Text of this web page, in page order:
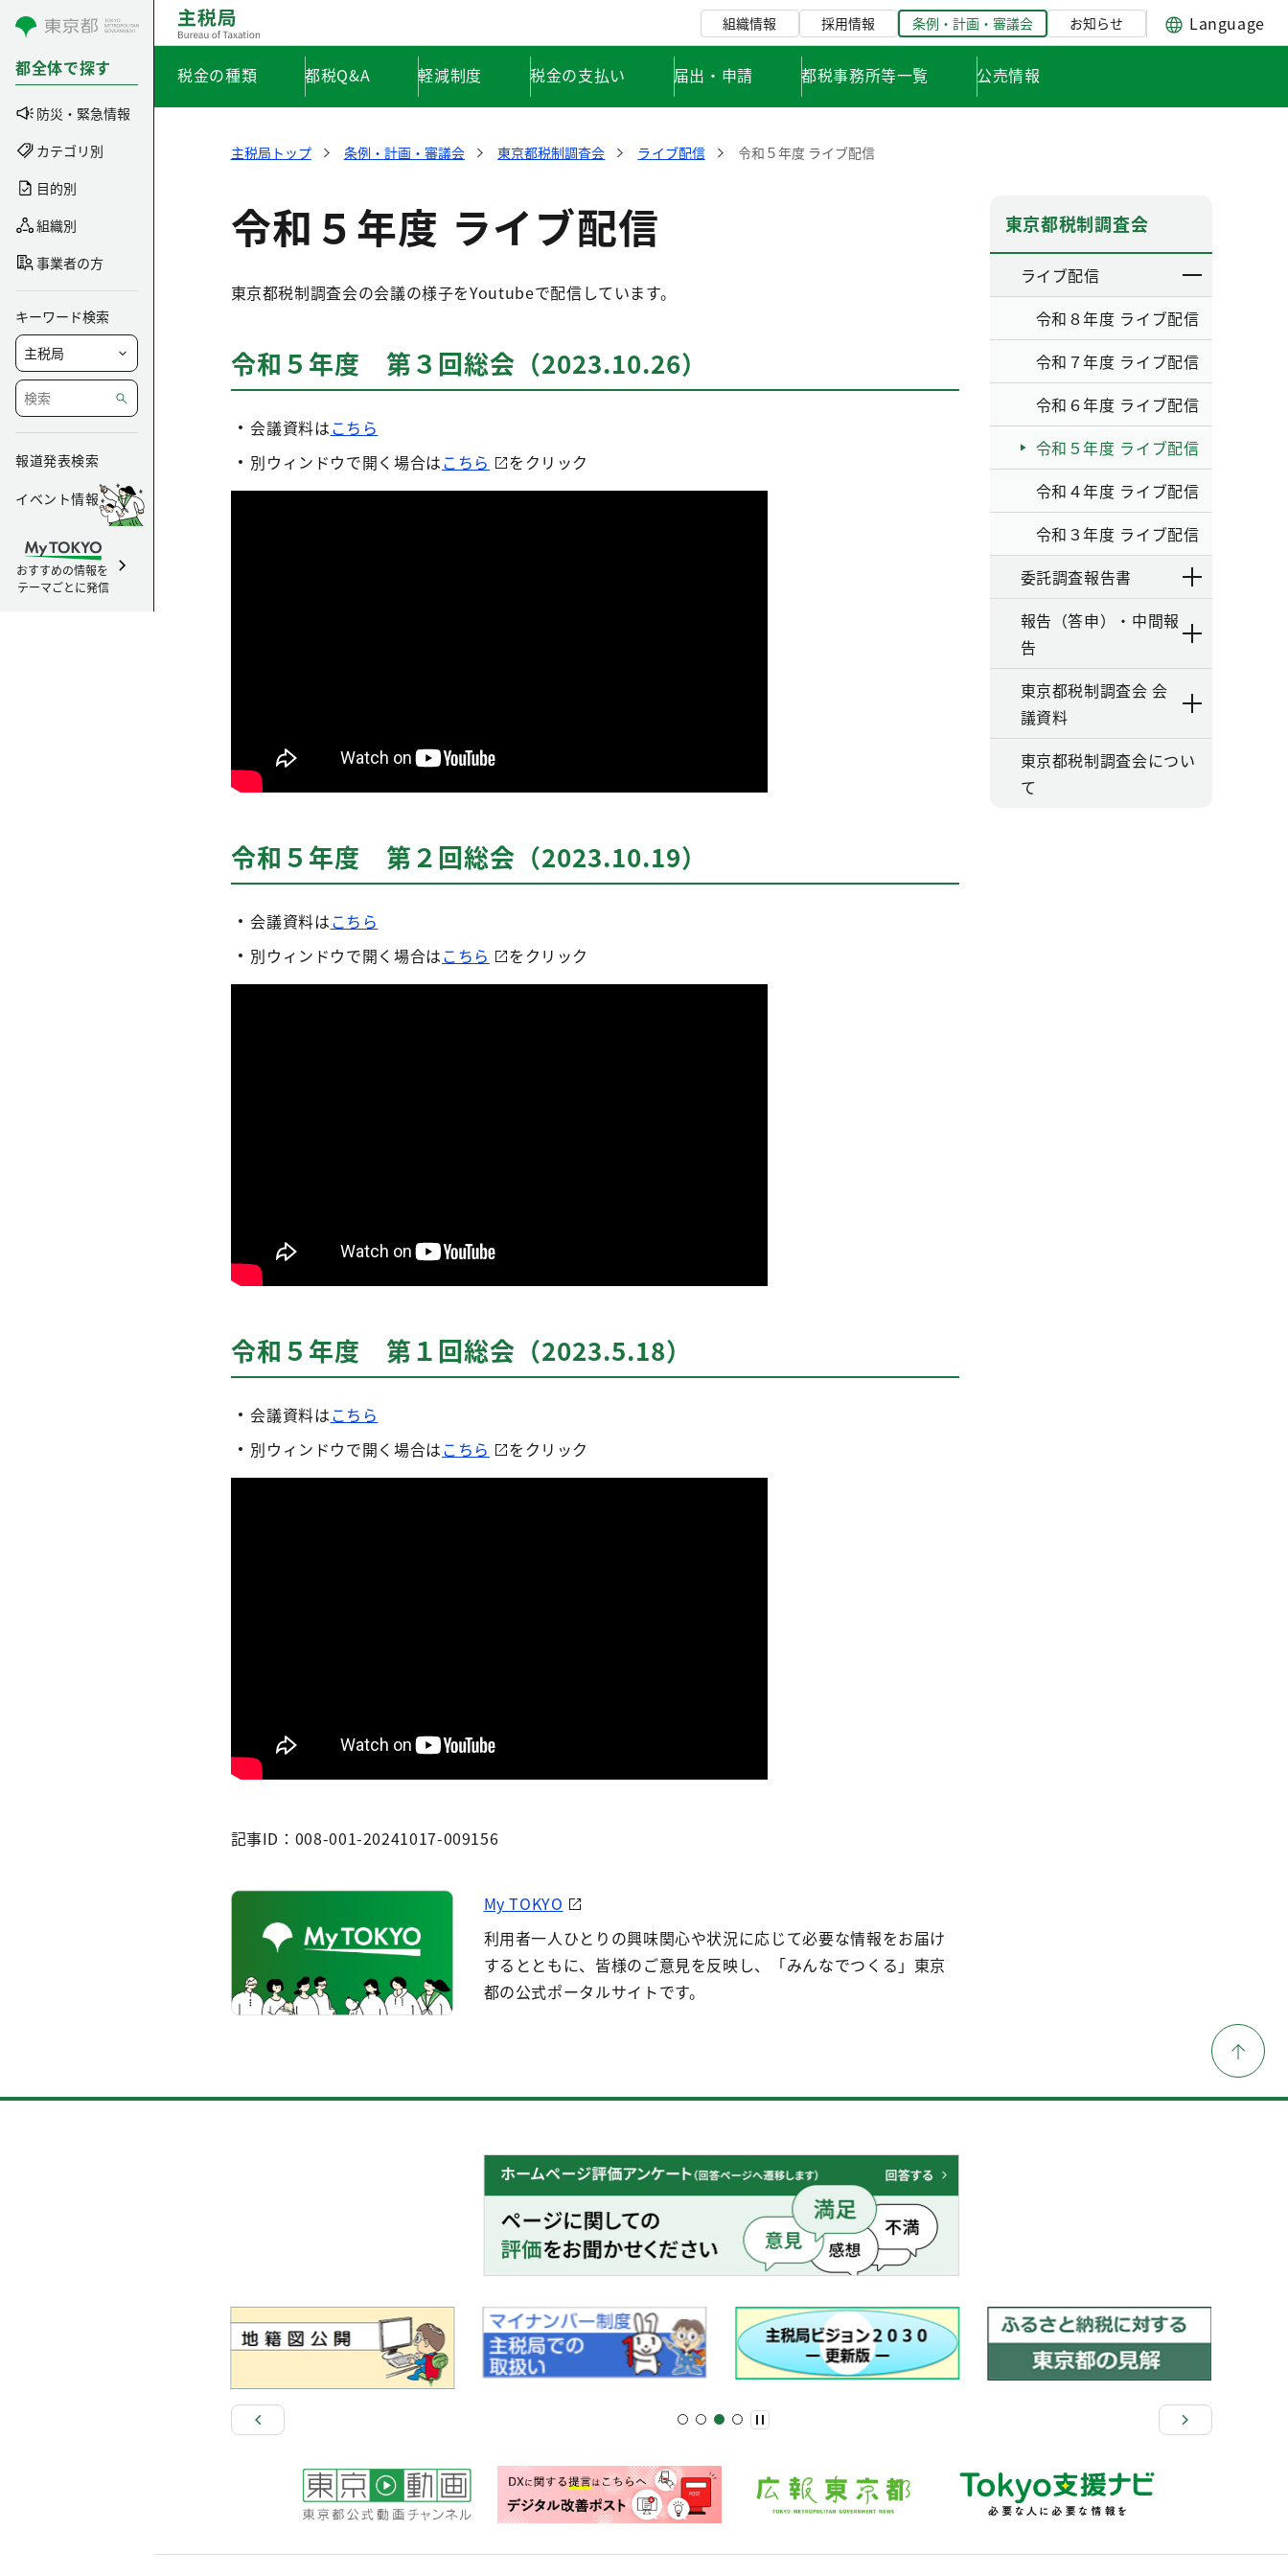
コンテンツにスキップ
都全体で探す
防災・緊急情報
カテゴリ別
目的別
組織別
事業者の方
キーワード検索
報道発表検索
イベント情報
おすすめの情報を
テーマごとに発信
組織情報 採用情報 条例・計画・審議会 お知らせ Language
税金の種類 都税Q&A 軽減制度 税金の支払い 届出・申請 都税事務所等一覧 公売情報
主税局トップ 条例・計画・審議会 東京都税制調査会 ライブ配信 令和５年度 ライブ配信
令和５年度 ライブ配信
東京都税制調査会の会議の様子をYoutubeで配信しています。
令和５年度 第３回総会（2023.10.26）
会議資料はこちら
別ウィンドウで開く場合はこちら をクリック
令和５年度 第２回総会（2023.10.19）
会議資料はこちら
別ウィンドウで開く場合はこちら をクリック
令和５年度 第１回総会（2023.5.18）
会議資料はこちら
別ウィンドウで開く場合はこちら をクリック
記事ID：008-001-20241017-009156
My TOKYO
利用者一人ひとりの興味関心や状況に応じて必要な情報をお届け
するとともに、皆様のご意見を反映し、「みんなでつくる」東京
都の公式ポータルサイトです。
東京都税制調査会
ライブ配信
令和８年度 ライブ配信
令和７年度 ライブ配信
令和６年度 ライブ配信
令和５年度 ライブ配信
令和４年度 ライブ配信
令和３年度 ライブ配信
委託調査報告書
報告（答申）・中間報
告
東京都税制調査会 会
議資料
東京都税制調査会につい
て